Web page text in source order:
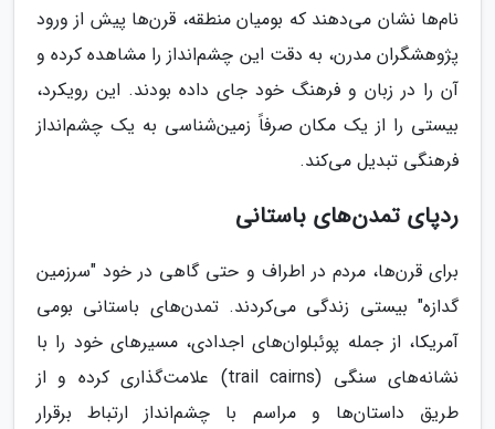
نام‌ها نشان می‌دهند که بومیان منطقه، قرن‌ها پیش از ورود
پژوهشگران مدرن، به دقت این چشم‌انداز را مشاهده کرده و
آن را در زبان و فرهنگ خود جای داده بودند. این رویکرد،
بیستی را از یک مکان صرفاً زمین‌شناسی به یک چشم‌انداز
فرهنگی تبدیل می‌کند.
ردپای تمدن‌های باستانی
برای قرن‌ها، مردم در اطراف و حتی گاهی در خود "سرزمین
گدازه" بیستی زندگی می‌کردند. تمدن‌های باستانی بومی
آمریکا، از جمله پوئبلوان‌های اجدادی، مسیرهای خود را با
نشانه‌های سنگی (trail cairns) علامت‌گذاری کرده و از
طریق داستان‌ها و مراسم با چشم‌انداز ارتباط برقرار